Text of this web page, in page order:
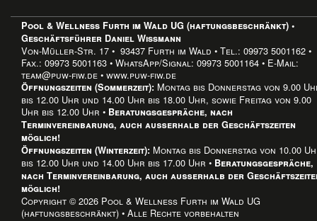
Pool & Wellness Furth im Wald UG (haftungsbeschränkt) •
Geschäftsführer Daniel Wissmann
Von-Müller-Str. 17 • 93437 Furth im Wald • Tel.: 09973 5001162 •
Fax.: 09973 5001163 • WhatsApp/Signal: 09973 5001164 • E-Mail:
team@puw-fiw.de • www.puw-fiw.de
Öffnungszeiten (Sommerzeit): Montag bis Donnerstag von 9.00
bis 12.00 Uhr und 14.00 Uhr bis 18.00 Uhr, sowie Freitag von 9.00
Uhr bis 12.00 Uhr • Beratungsgespräche, nach
Terminvereinbarung, auch außerhalb der Geschäftszeiten
möglich!
Öffnungszeiten (Winterzeit): Montag bis Donnerstag von 10.00
bis 12.00 Uhr und 14.00 Uhr bis 17.00 Uhr • Beratungsgespräche,
nach Terminvereinbarung, auch außerhalb der
möglich!
Copyright © 2026 Pool & Wellness Furth im Wald UG
(haftungsbeschränkt) • Alle Rechte vorbehalten